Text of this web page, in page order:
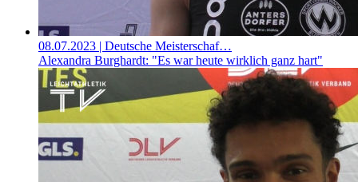
08.07.2023 | Deutsche Meisterschaf…
Alexandra Burghardt: "Es war heute wirklich ganz hart"